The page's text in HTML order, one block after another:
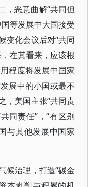
，恶意曲解“共同但
等发展中大国接受
变化会议后对“共同
在其看来，应该根
程度将发展中国家
展中的小国或最不
，美国主张“共同责
同责任”，“有区别
与其他发展中国家
候治理，打造“碳金